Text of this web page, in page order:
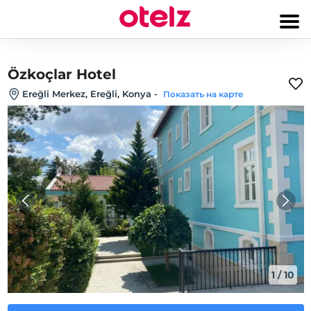
Özkoçlar Hotel
Ereğli Merkez, Ereğli, Konya - Показать на карте
1 /10